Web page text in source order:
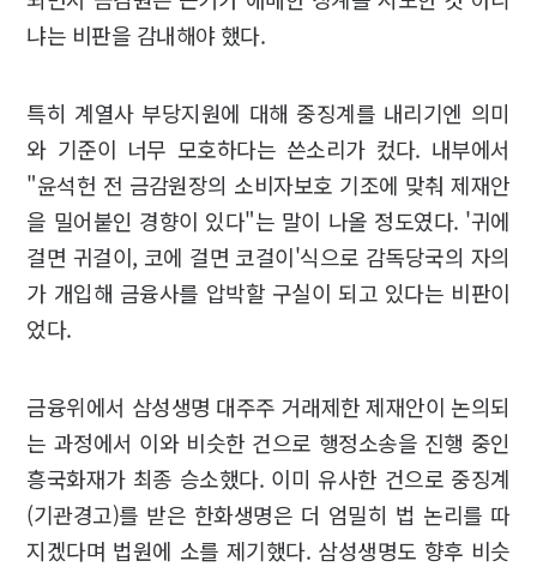
냐는 비판을 감내해야 했다.
특히 계열사 부당지원에 대해 중징계를 내리기엔 의미
와 기준이 너무 모호하다는 쓴소리가 컸다. 내부에서
"윤석헌 전 금감원장의 소비자보호 기조에 맞춰 제재안
을 밀어붙인 경향이 있다"는 말이 나올 정도였다. '귀에
걸면 귀걸이, 코에 걸면 코걸이'식으로 감독당국의 자의
가 개입해 금융사를 압박할 구실이 되고 있다는 비판이
었다.
금융위에서 삼성생명 대주주 거래제한 제재안이 논의되
는 과정에서 이와 비슷한 건으로 행정소송을 진행 중인
흥국화재가 최종 승소했다. 이미 유사한 건으로 중징계
(기관경고)를 받은 한화생명은 더 엄밀히 법 논리를 따
지겠다며 법원에 소를 제기했다. 삼성생명도 향후 비슷